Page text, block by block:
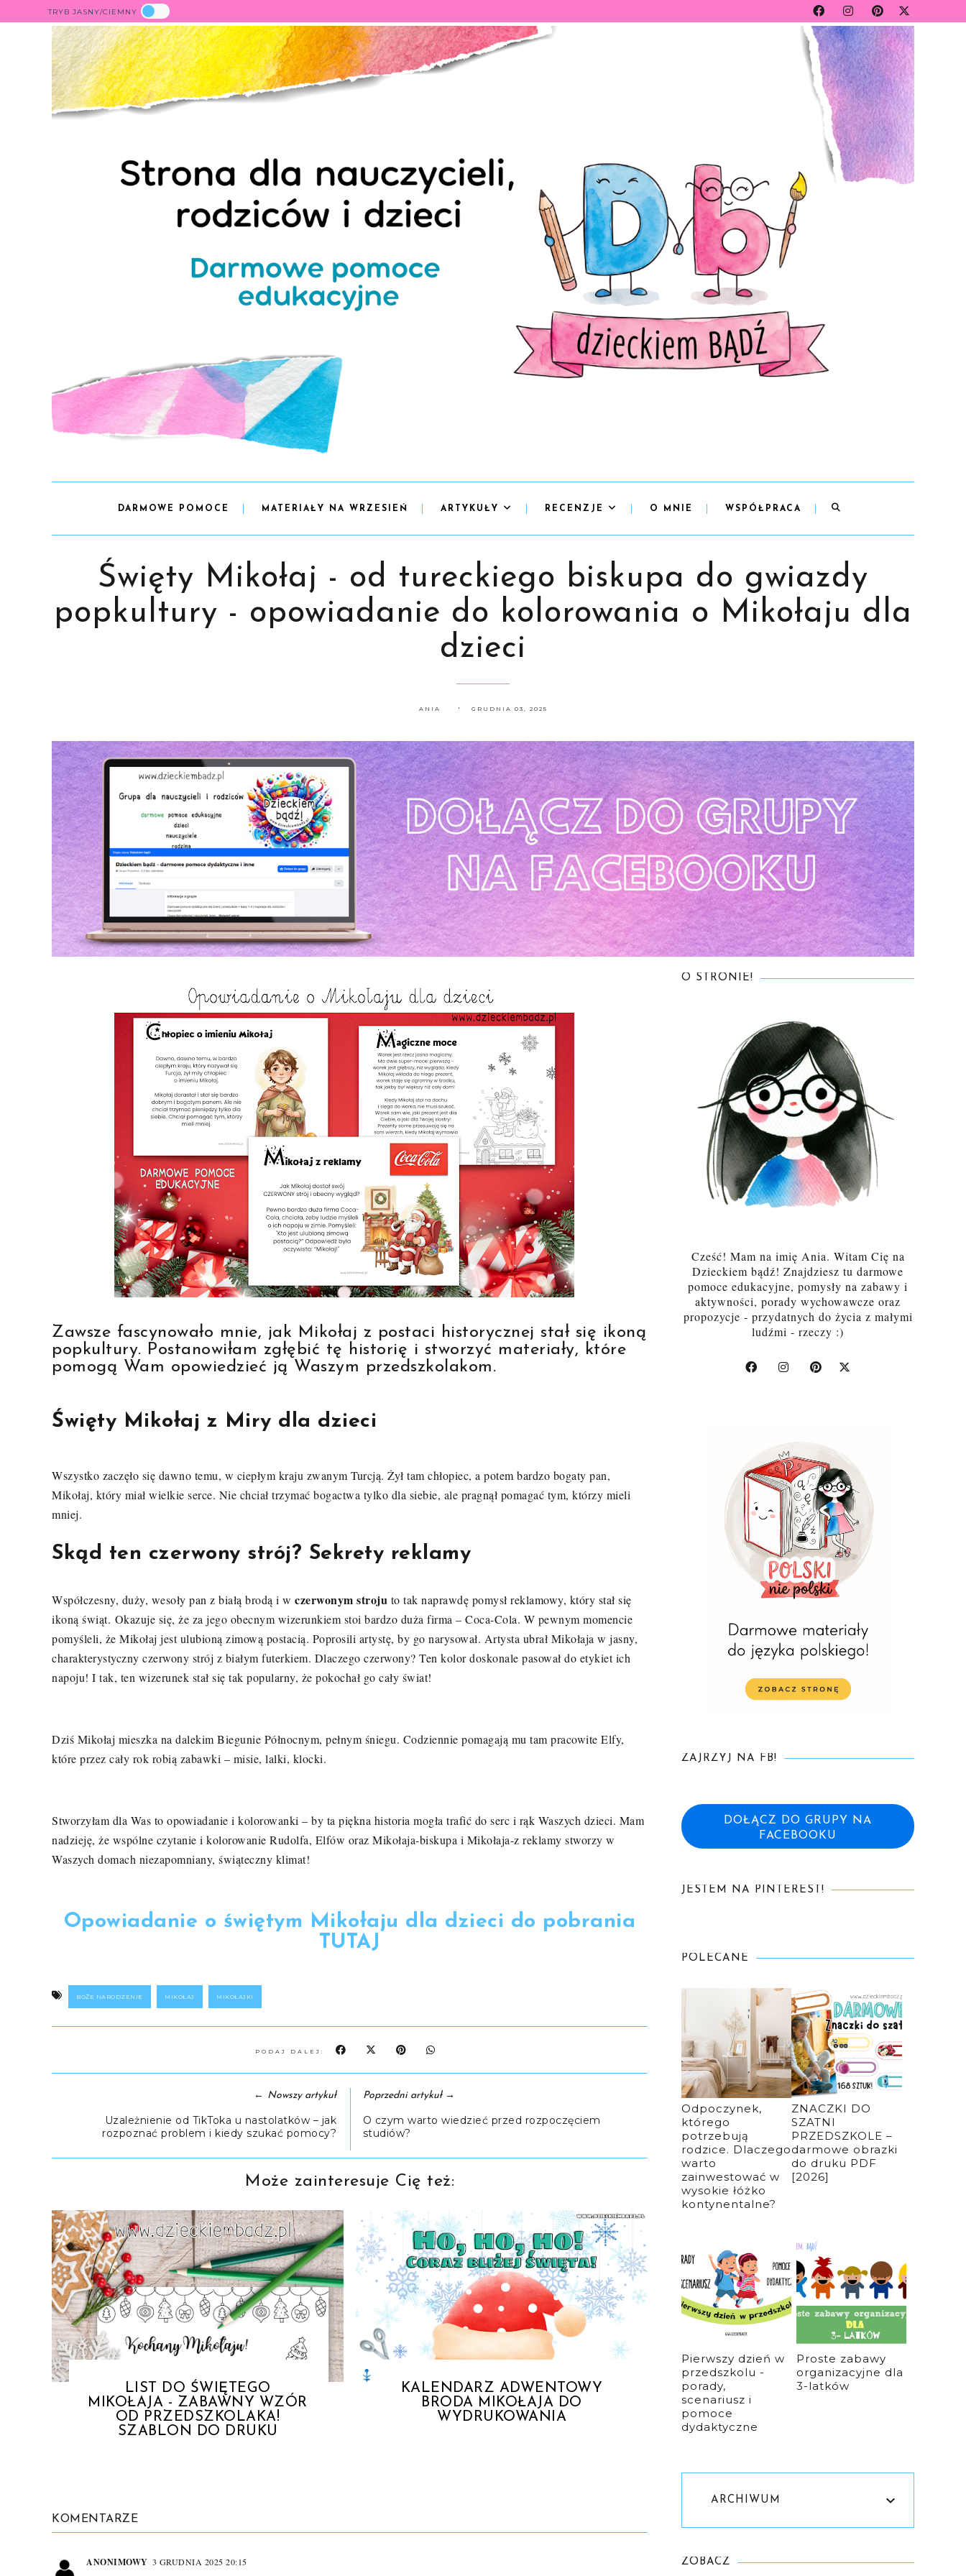
TRYB JASNY/CIEMNY
DARMOWE POMOCE MATERIAŁY NA WRZESIEŃ ARTYKUŁY RECENZJE O MNIE WSPÓŁPRACA
Święty Mikołaj - od tureckiego biskupa do gwiazdy
popkultury - opowiadanie do kolorowania o Mikołaju dla
dzieci
ANIA GRUDNIA 03, 2025
Zawsze fascynowało mnie, jak Mikołaj z postaci historycznej stał się ikoną
popkultury. Postanowiłam zgłębić tę historię i stworzyć materiały, które
pomogą Wam opowiedzieć ją Waszym przedszkolakom.
Święty Mikołaj z Miry dla dzieci
Wszystko zaczęło się dawno temu, w ciepłym kraju zwanym Turcją. Żył tam chłopiec, a potem bardzo bogaty pan,
Mikołaj, który miał wielkie serce. Nie chciał trzymać bogactwa tylko dla siebie, ale pragnął pomagać tym, którzy mieli
mniej.
Skąd ten czerwony strój? Sekrety reklamy
Współczesny, duży, wesoły pan z białą brodą i w czerwonym stroju to tak naprawdę pomysł reklamowy, który stał się
ikoną świąt. Okazuje się, że za jego obecnym wizerunkiem stoi bardzo duża firma – Coca-Cola. W pewnym momencie
pomyśleli, że Mikołaj jest ulubioną zimową postacią. Poprosili artystę, by go narysował. Artysta ubrał Mikołaja w jasny,
charakterystyczny czerwony strój z białym futerkiem. Dlaczego czerwony? Ten kolor doskonale pasował do etykiet ich
napoju! I tak, ten wizerunek stał się tak popularny, że pokochał go cały świat!
Dziś Mikołaj mieszka na dalekim Biegunie Północnym, pełnym śniegu. Codziennie pomagają mu tam pracowite Elfy,
które przez cały rok robią zabawki – misie, lalki, klocki.
Stworzyłam dla Was to opowiadanie i kolorowanki – by ta piękna historia mogła trafić do serc i rąk Waszych dzieci. Mam
nadzieję, że wspólne czytanie i kolorowanie Rudolfa, Elfów oraz Mikołaja-biskupa i Mikołaja-z reklamy stworzy w
Waszych domach niezapomniany, świąteczny klimat!
Opowiadanie o świętym Mikołaju dla dzieci do pobrania
TUTAJ
BOŻE NARODZENIE MIKOŁAJ MIKOŁAJKI
PODAJ DALEJ:
← Nowszy artykuł
Uzależnienie od TikToka u nastolatków – jak
rozpoznać problem i kiedy szukać pomocy?
Poprzedni artykuł→
O czym warto wiedzieć przed rozpoczęciem
studiów?
Może zainteresuje Cię też:
LIST DO ŚWIĘTEGO
MIKOŁAJA - ZABAWNY WZÓR
OD PRZEDSZKOLAKA!
SZABLON DO DRUKU
KALENDARZ ADWENTOWY
BRODA MIKOŁAJA DO
WYDRUKOWANIA
KOMENTARZE
ANONIMOWY 3 GRUDNIA 2025 20:15
O STRONIE!
Cześć! Mam na imię Ania. Witam Cię na
Dzieckiem bądź! Znajdziesz tu darmowe
pomoce edukacyjne, pomysły na zabawy i
aktywności, porady wychowawcze oraz
propozycje - przydatnych do życia z małymi
ludźmi - rzeczy :)
ZAJRZYJ NA FB!
DOŁĄCZ DO GRUPY NA
FACEBOOKU
JESTEM NA PINTEREST!
POLECANE
Odpoczynek,
którego
potrzebują
rodzice. Dlaczego
warto
zainwestować w
wysokie łóżko
kontynentalne?
ZNACZKI DO
SZATNI
PRZEDSZKOLE –
darmowe obrazki
do druku PDF
[2026]
Pierwszy dzień w
przedszkolu -
porady,
scenariusz i
pomoce
dydaktyczne
Proste zabawy
organizacyjne dla
3-latków
ARCHIWUM
ZOBACZ